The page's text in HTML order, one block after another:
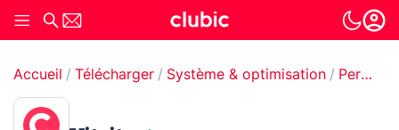
Accueil Télécharger Système & optimisation Personnalisation système